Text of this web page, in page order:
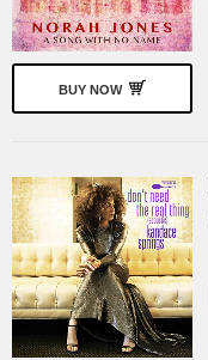
BUY NOW